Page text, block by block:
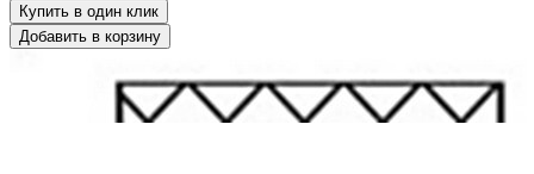
Купить в один клик
Добавить в корзину